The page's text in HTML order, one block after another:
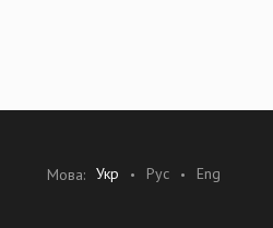
Мова: Укр Рус Eng